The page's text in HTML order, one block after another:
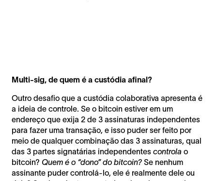
Multi-sig, de quem é a custódia afinal?
Outro desafio que a custódia colaborativa apresenta é
a ideia de controle. Se o bitcoin estiver em um
endereço que exija 2 de 3 assinaturas independentes
para fazer uma transação, e isso puder ser feito por
meio de qualquer combinação das 3 assinaturas, qual
das 3 partes signatárias independentes controla o
bitcoin? Quem é o “dono” do bitcoin? Se nenhum
assinante puder controlá-lo, ele é realmente dele ou